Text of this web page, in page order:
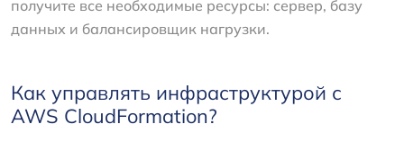
получите все необходимые ресурсы: сервер, базу
данных и балансировщик нагрузки.
Как управлять инфраструктурой с
AWS CloudFormation?